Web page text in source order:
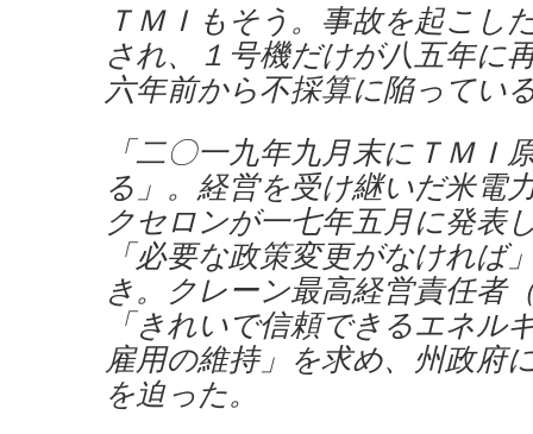
ＴＭＩもそう。事故を起こし
され、１号機だけが八五年に
六年前から不採算に陥ってい
「二〇一九年九月末にＴＭＩ
る」。経営を受け継いだ米電
クセロンが一七年五月に発表
「必要な政策変更がなければ
き。クレーン最高経営責任者
「きれいで信頼できるエネル
雇用の維持」を求め、州政府
を迫った。